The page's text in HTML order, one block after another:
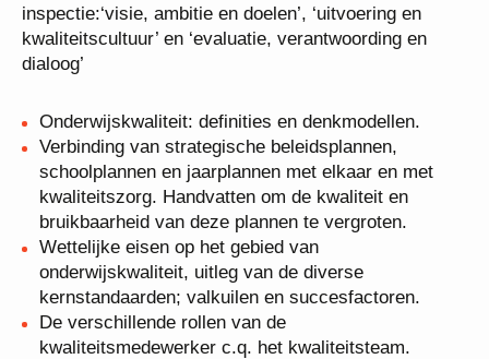
inspectie:‘visie, ambitie en doelen’, ‘uitvoering en
kwaliteitscultuur’ en ‘evaluatie, verantwoording en
dialoog’
Onderwijskwaliteit: definities en denkmodellen.
Verbinding van strategische beleidsplannen,
schoolplannen en jaarplannen met elkaar en met
kwaliteitszorg. Handvatten om de kwaliteit en
bruikbaarheid van deze plannen te vergroten.
Wettelijke eisen op het gebied van
onderwijskwaliteit, uitleg van de diverse
kernstandaarden; valkuilen en succesfactoren.
De verschillende rollen van de
kwaliteitsmedewerker c.q. het kwaliteitsteam.